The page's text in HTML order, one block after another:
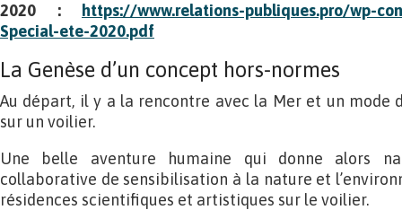
2020 : https://www.relations-publiques.pro/wp-
Special-ete-2020.pdf
La Genèse d’un concept hors-normes
Au départ, il y a la rencontre avec la Mer et un mode
sur un voilier.
Une belle aventure humaine qui donne alors
collaborative de sensibilisation à la nature et
résidences scientifiques et artistiques sur le voilier.